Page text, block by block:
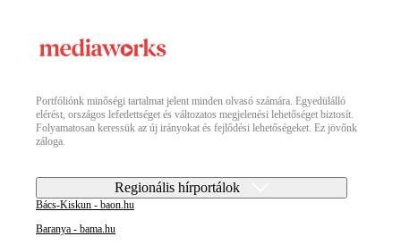
Portfóliónk minőségi tartalmat jelent minden olvasó számára. Egyedülálló
elérést, országos lefedettséget és változatos megjelenési lehetőséget biztosít.
Folyamatosan keressük az új irányokat és fejlődési lehetőségeket. Ez jövőnk
záloga.
Regionális hírportálok
Bács-Kiskun - baon.hu
Baranya - bama.hu